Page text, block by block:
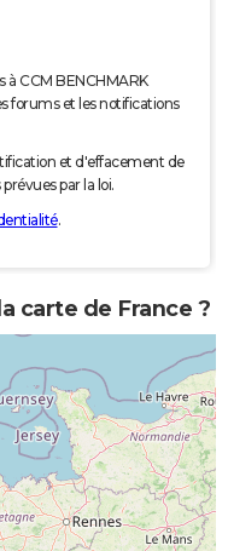
à CCM BENCHMARK
forums et les notifications
et d'effacement de
par la loi.
.
carte de France ?